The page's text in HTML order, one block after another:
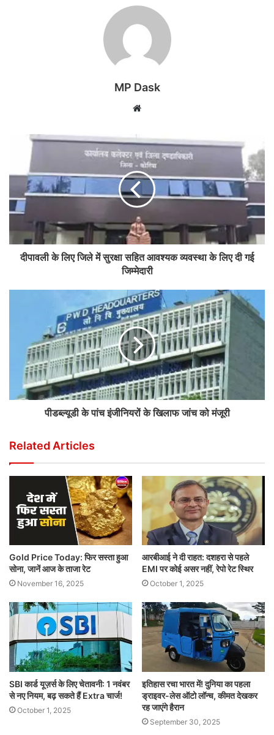
MP Dask
Website
दीपावली के लिए जिले में सुरक्षा सहित आवश्यक व्यवस्था के लिए दी गई
जिम्मेदारी
पीडब्ल्यूडी के पांच इंजीनियरों के खिलाफ जांच को मंजूरी
Related Articles
Gold Price Today: फिर सस्ता हुआ
सोना, जानें आज के ताजा रेट
November 16, 2025
आरबीआई ने दी राहत: दशहरा से पहले
EMI पर कोई असर नहीं, रेपो रेट स्थिर
October 1, 2025
SBI कार्ड यूज़र्स के लिए चेतावनी: 1 नवंबर
से नए नियम, बढ़ सकते हैं Extra चार्ज!
October 1, 2025
इतिहास रचा भारत में! दुनिया का पहला
ड्राइवर-लेस ऑटो लॉन्च, कीमत देखकर
रह जाएंगे हैरान
September 30, 2025